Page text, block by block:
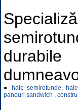
● hale semirotunde,
panouri sandwich ,